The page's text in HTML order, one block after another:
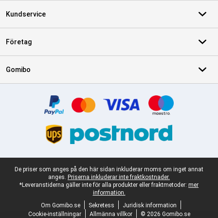
Kundservice
Företag
Gomibo
Juridisk fotnot
De priser som anges på den här sidan inkluderar moms om inget annat
anges. Priserna inkluderar inte fraktkostnader.
*Leveranstiderna gäller inte för alla produkter eller fraktmetoder: mer
information.
Om Gomibo.se
Sekretess
Juridisk information
Cookie-inställningar
Allmänna villkor © 2026 Gomibo.se